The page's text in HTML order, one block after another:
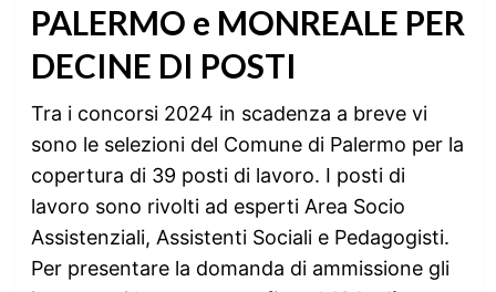
PALERMO e MONREALE PER
DECINE DI POSTI
Tra i concorsi 2024 in scadenza a breve vi
sono le selezioni del Comune di Palermo per la
copertura di 39 posti di lavoro. I posti di
lavoro sono rivolti ad esperti Area Socio
Assistenziali, Assistenti Sociali e Pedagogisti.
Per presentare la domanda di ammissione gli